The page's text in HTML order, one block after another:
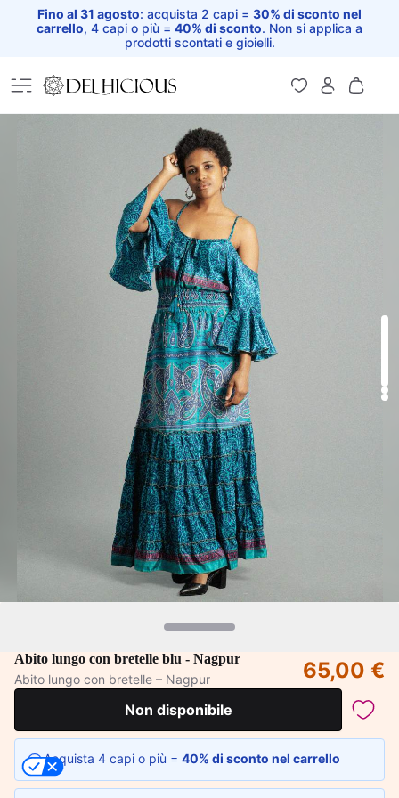
Fino al 31 agosto: acquista 2 capi = 30% di sconto nel
carrello, 4 capi o più = 40% di sconto. Non si applica a
prodotti scontati e gioielli.
Home
Abito lungo con bretelle blu - Nagpur
Abito lungo con bretelle – Nagpur
65,00 €
Non disponibile
Acquista 4 capi o più = 40% di sconto nel carrello